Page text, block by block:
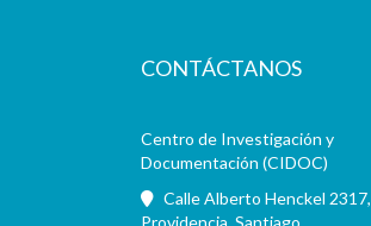
CONTÁCTANOS
Centro de Investigación y
Documentación (CIDOC)
Calle Alberto Henckel 2317,
Providencia, Santiago